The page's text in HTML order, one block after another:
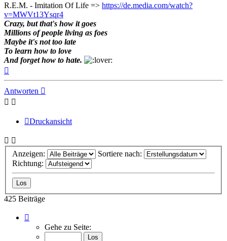
R.E.M. - Imitation Of Life => https://de.media.com/watch?
v=MWVt13Ysqr4
Crazy, but that's how it goes
Millions of people living as foes
Maybe it's not too late
To learn how to love
And forget how to hate.
Antworten
Druckansicht
Anzeigen:
Sortiere nach:
Richtung:
425 Beiträge
von
Gehe zu Seite: